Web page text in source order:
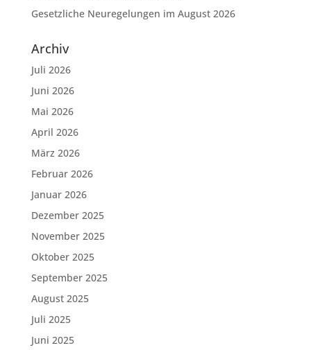
Gesetzliche Neuregelungen im August 2026
Archiv
Juli 2026
Juni 2026
Mai 2026
April 2026
März 2026
Februar 2026
Januar 2026
Dezember 2025
November 2025
Oktober 2025
September 2025
August 2025
Juli 2025
Juni 2025